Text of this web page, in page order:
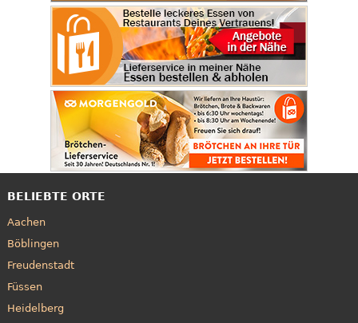
BELIEBTE ORTE
Aachen
Böblingen
Freudenstadt
Füssen
Heidelberg